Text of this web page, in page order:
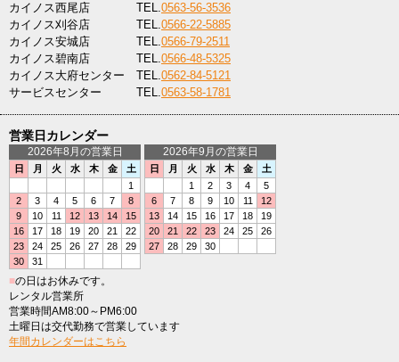
カイノス西尾店 TEL.0563-56-3536
カイノス刈谷店
TEL.0566-22-5885
カイノス安城店
TEL.0566-79-2511
カイノス碧南店
TEL.0566-48-5325
カイノス大府センター
TEL.0562-84-5121
サービスセンター
TEL.0563-58-1781
営業日カレンダー
2026年8月の営業日
日 月 火 水 木 金
土
1
2
3 4 5 6 7
8
9
10 11 12 13 14
15
16
17 18 19 20 21
22
23
24 25 26 27 28
29
30
31
2026年9月の営業日
日 月 火 水 木 金
土
1
2 3 4
5
6
7 8 9 10 11
12
13
14 15 16 17 18
19
20
21 22 23 24 25
26
27
28 29 30
■の日はお休みです。
レンタル営業所
営業時間AM8:00～PM6:00
土曜日は交代勤務で営業しています
年間カレンダーはこちら